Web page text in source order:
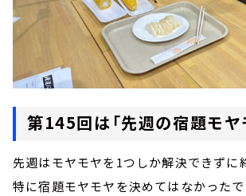
第145回は「先週の宿題モヤ
先週はモヤモヤを1つしか解決できずに
特に宿題モヤモヤを決めてはなかったで